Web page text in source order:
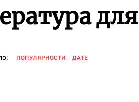
ПОПУЛЯРНОСТИ ДАТЕ